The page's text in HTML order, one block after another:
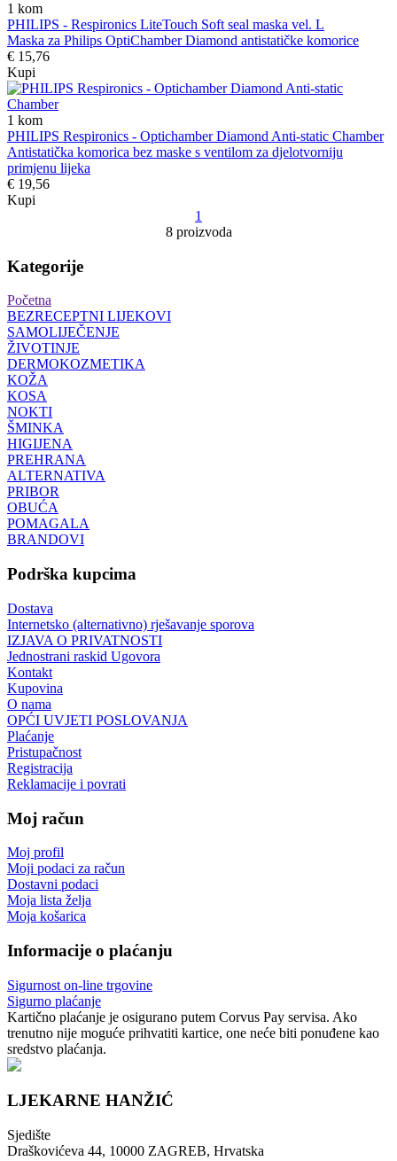
1 kom
PHILIPS - Respironics LiteTouch Soft seal maska vel. L
Maska za Philips OptiChamber Diamond antistatičke komorice
€ 15,76
Kupi
1 kom
PHILIPS Respironics - Optichamber Diamond Anti-static Chamber
Antistatička komorica bez maske s ventilom za djelotvorniju
primjenu lijeka
€ 19,56
Kupi
1
8 proizvoda
Kategorije
Početna
BEZRECEPTNI LIJEKOVI
SAMOLIJEČENJE
ŽIVOTINJE
DERMOKOZMETIKA
KOŽA
KOSA
NOKTI
ŠMINKA
HIGIJENA
PREHRANA
ALTERNATIVA
PRIBOR
OBUĆA
POMAGALA
BRANDOVI
Podrška kupcima
Dostava
Internetsko (alternativno) rješavanje sporova
IZJAVA O PRIVATNOSTI
Jednostrani raskid Ugovora
Kontakt
Kupovina
O nama
OPĆI UVJETI POSLOVANJA
Plaćanje
Pristupačnost
Registracija
Reklamacije i povrati
Moj račun
Moj profil
Moji podaci za račun
Dostavni podaci
Moja lista želja
Moja košarica
Informacije o plaćanju
Sigurnost on-line trgovine
Sigurno plaćanje
Kartično plaćanje je osigurano putem Corvus Pay servisa. Ako
trenutno nije moguće prihvatiti kartice, one neće biti ponuđene kao
sredstvo plaćanja.
LJEKARNE HANŽIĆ
Sjedište
Draškovićeva 44, 10000 ZAGREB, Hrvatska